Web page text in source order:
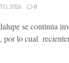
2026 0
se continúa
por lo cual